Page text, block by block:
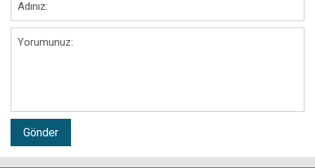
Gönder